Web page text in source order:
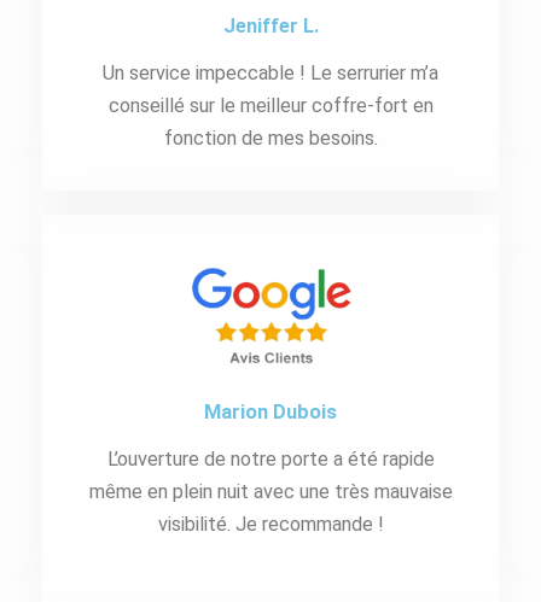
Jeniffer L.
Un service impeccable ! Le serrurier m’a
conseillé sur le meilleur coffre-fort en
fonction de mes besoins.
Marion Dubois
L’ouverture de notre porte a été rapide
même en plein nuit avec une très mauvaise
visibilité. Je recommande !